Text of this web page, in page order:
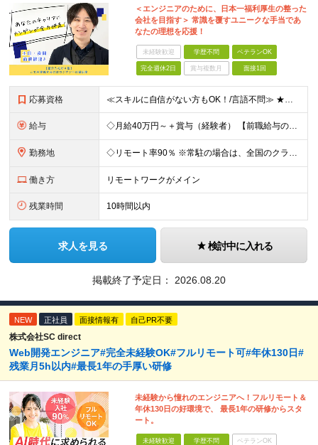
＜エンジニアのために、日本一福利厚生の整った
会社を目指す＞ 常識を覆すユニークな手当であ
なたの理想を応援！
未経験歓迎 学歴不問 ベテランOK
完全週休2日 賞与複数月 面接1回
応募資格 ≪スキルに自信がない方もOK！/言語不問≫ ★第二新卒歓迎・ブランクがある方も歓迎！ ◆学歴不問 ◆微経験OK（何らかのエンジニア実務経験を1年以上お持ちの方） ＼エンジニアの皆様の不満を解決しま
給与 ◇月給40万円～＋賞与（経験者） 【前職給与の総収入額を保証】 ※上記には固定残業代（30時間分／6万7000円～）が含まれています。超過分は時間外手当を別途支給。 ※試用期間3ヶ月（期間中は契約社員
勤務地 ◇リモート率90％ ※常駐の場合は、全国のクライアント案件にアサイン予定（東京・神奈川・埼玉・千葉・愛知・大阪・福岡メイン） 【拠点】 ◆本社／東京都渋谷区道玄坂1丁目10番8号 渋谷道玄坂東急ビル
働き方 リモートワークがメイン
残業時間 10時間以内
求人を見る 検討中に入れる
掲載終了予定日： 2026.08.20
NEW 正社員 面接情報有 自己PR不要
株式会社SC direct
Web開発エンジニア#完全未経験OK#フルリモート可#年休130日#
残業月5h以内#最長1年の手厚い研修
未経験から憧れのエンジニアへ！フルリモート＆
年休130日の好環境で、 最長1年の研修からスタ
ート。
未経験歓迎 学歴不問 ベテランOK